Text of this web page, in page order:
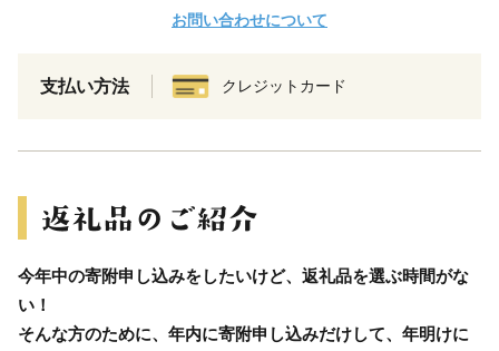
お問い合わせについて
支払い方法 クレジットカード
今年中の寄附申し込みをしたいけど、返礼品を選ぶ時間がな
い！
そんな方のために、年内に寄附申し込みだけして、年明けに